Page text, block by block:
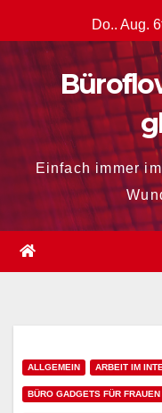
Inhalt
springen
Do.. Aug.
Einfach immer
ALLGEMEIN ARBEIT IM
BÜRO GADGETS FÜR FRAUEN